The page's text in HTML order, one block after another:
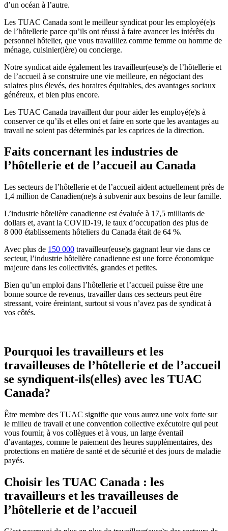
d’un océan à l’autre.
Les TUAC Canada sont le meilleur syndicat pour les employé(e)s
de l’hôtellerie parce qu’ils ont réussi à faire avancer les intérêts du
personnel hôtelier, que vous travailliez comme femme ou homme de
ménage, cuisinier(ière) ou concierge.
Notre syndicat aide également les travailleur(euse)s de l’hôtellerie et
de l’accueil à se construire une vie meilleure, en négociant des
salaires plus élevés, des horaires équitables, des avantages sociaux
généreux, et bien plus encore.
Les TUAC Canada travaillent dur pour aider les employé(e)s à
conserver ce qu’ils et elles ont et faire en sorte que les avantages au
travail ne soient pas déterminés par les caprices de la direction.
Faits concernant les industries de
l’hôtellerie et de l’accueil au Canada
Les secteurs de l’hôtellerie et de l’accueil aident actuellement près de
1,4 million de Canadien(ne)s à subvenir aux besoins de leur famille.
L’industrie hôtelière canadienne est évaluée à 17,5 milliards de
dollars et, avant la COVID‑19, le taux d’occupation des plus de
8 000 établissements hôteliers du Canada était de 64 %.
Avec plus de 150 000 travailleur(euse)s gagnant leur vie dans ce
secteur, l’industrie hôtelière canadienne est une force économique
majeure dans les collectivités, grandes et petites.
Bien qu’un emploi dans l’hôtellerie et l’accueil puisse être une
bonne source de revenus, travailler dans ces secteurs peut être
stressant, voire éreintant, surtout si vous n’avez pas de syndicat à
vos côtés.
Pourquoi les travailleurs et les
travailleuses de l’hôtellerie et de l’accueil
se syndiquent-ils(elles) avec les TUAC
Canada?
Être membre des TUAC signifie que vous aurez une voix forte sur
le milieu de travail et une convention collective exécutoire qui peut
vous fournir, à vos collègues et à vous, un large éventail
d’avantages, comme le paiement des heures supplémentaires, des
protections en matière de santé et de sécurité et des jours de maladie
payés.
Choisir les TUAC Canada : les
travailleurs et les travailleuses de
l’hôtellerie et de l’accueil